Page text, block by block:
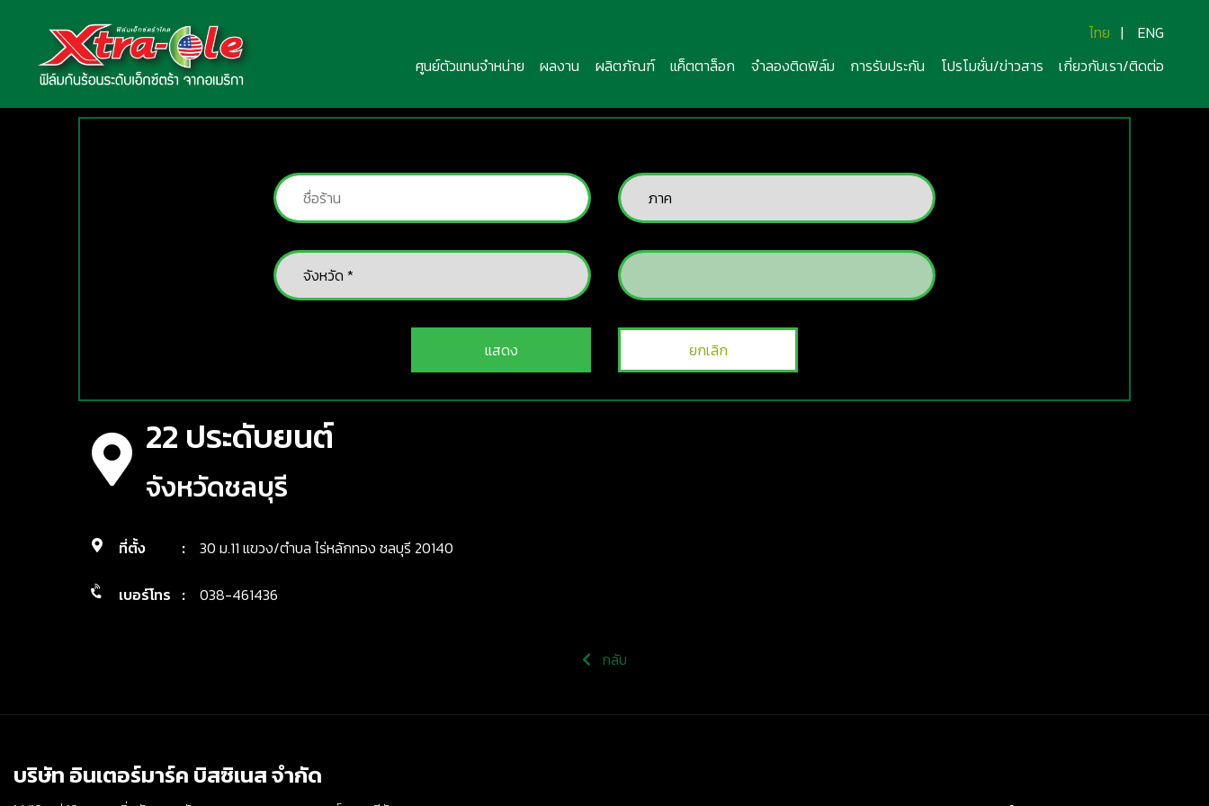
ไทย |
ENG
ศูนย์ตัวแทนจำหน่าย
ผลงาน ผลิตภัณฑ์ แค็ตตาล็อก จำลองติดฟิล์ม การรับประกัน โปรโมชั่น/ข่าวสาร เกี่ยวกับเรา/ติดต่อ
แสดง ยกเลิก
22 ประดับยนต์
จังหวัดชลบุรี
ที่ตั้ง : 30 ม.11 แขวง/ตำบล ไร่หลักทอง ชลบุรี 20140
เบอร์โทร : 038-461436
กลับ
บริษัท อินเตอร์มาร์ค บิสซิเนส จำกัด